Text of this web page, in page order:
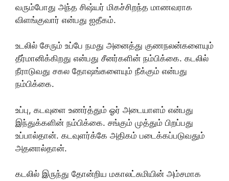
வரும்போது அந்த சிஷ்யர் மிகச்சிறந்த மாணவராக
விளங்குவார் என்பது ஐதீகம்.
உடலில் சேரும் உப்பே நமது அனைத்து குணநலன்களையும்
தீர்மானிக்கிறது என்பது சீனர்களின் நம்பிக்கை. கடலில்
நீராடுவது சகல தோஷங்களையும் நீக்கும் என்பது
நம்பிக்கை.
உப்பு, கடவுளை உணர்த்தும் ஓர் அடையாளம் என்பது
இந்துக்களின் நம்பிக்கை. சங்கும் முத்தும் பிறப்பது
உப்பால்தான். கடவுளர்க்கே அதிகம் படைக்கப்படுவதும்
அதனால்தான்.
கடலில் இருந்து தோன்றிய மகாலட்சுமியின் அம்சமாக